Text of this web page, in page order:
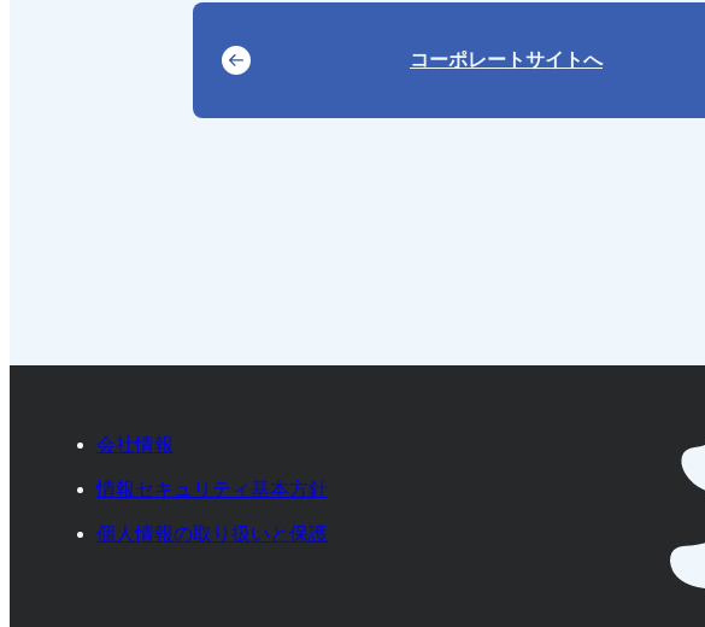
コーポレートサイトへ
会社情報
情報セキュリティ基本方針
個人情報の取り扱いと保護